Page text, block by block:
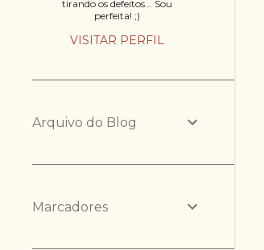
tirando os defeitos... Sou
perfeita! ;)
VISITAR PERFIL
Arquivo do Blog
Marcadores